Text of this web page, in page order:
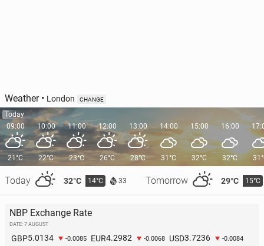
Weather• London CHANGE
Today
09:00
21°C
Today 32°C 14°C 33 Tomorrow 29°C 15°C
10:00
22°C
11:00
23°C
12:00
26°C
13:00
28°C
14:00
31°C
15:00
32°C
16:00
32°C
NBP Exchange Rate
DATE: 7 AUGUST
GBP5.0134 -0.0085 EUR4.2982 -0.0068 USD3.7236 -0.0084